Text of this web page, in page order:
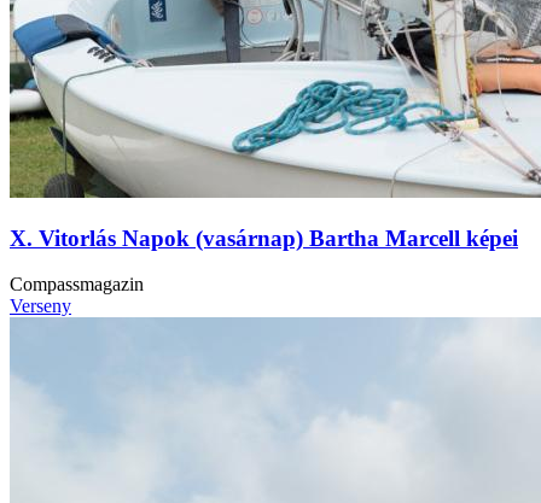
X. Vitorlás Napok (vasárnap) Bartha Marcell képei
Compassmagazin
Verseny